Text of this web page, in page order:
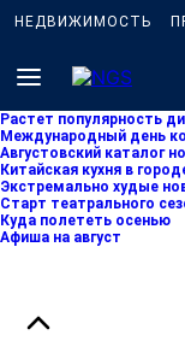
НЕДВИЖИМОСТЬ
Растет популярность
Международный день
Августовский каталог
Китайская кухня в
Экстремально худые
Старт театрального
Куда полететь осенью
Афиша на август